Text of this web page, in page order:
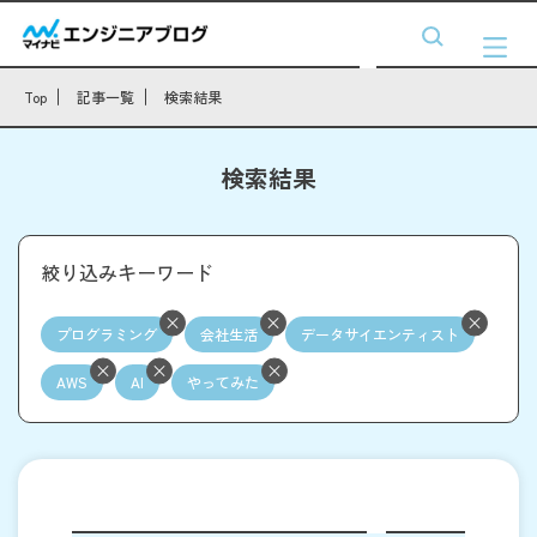
Top 記事一覧 検索結果
検索結果
絞り込みキーワード
プログラミング 会社生活 データサイエンティスト
AWS AI やってみた